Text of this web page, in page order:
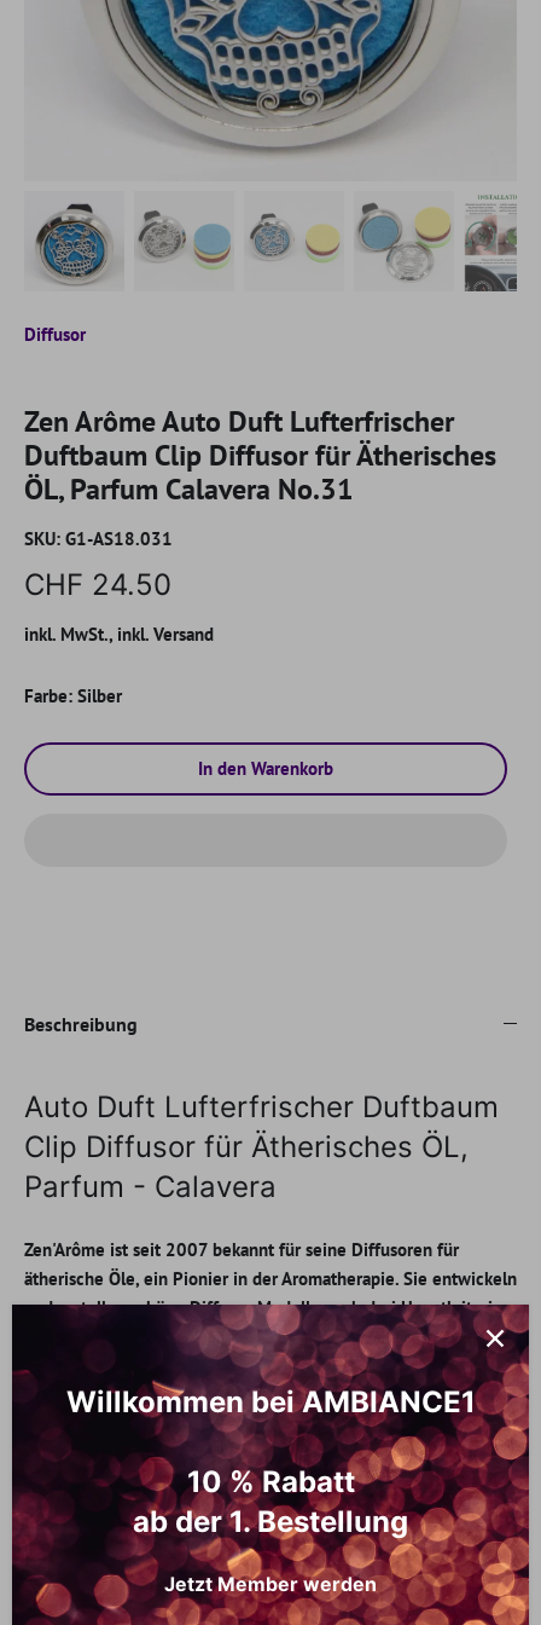
Diffusor
Zen Arôme Auto Duft Lufterfrischer
Duftbaum Clip Diffusor für Ätherisches
ÖL, Parfum Calavera No.31
SKU: G1-AS18.031
CHF 24.50
inkl. MwSt., inkl. Versand
Farbe: Silber
In den Warenkorb
Beschreibung
Auto Duft Lufterfrischer Duftbaum
Clip Diffusor für Ätherisches ÖL,
Parfum - Calavera
Zen'Arôme ist seit 2007 bekannt für seine Diffusoren für
ätherische Öle, ein Pionier in der Aromatherapie. Sie entwickeln
und erstellen schöne Diffusor-Modelle nach drei Hauptkriterien:
Effizienz, Zuverlässigkeit und Ästhetik.
Geniessen Sie die Aromatherapie in Ihrem Fahrzeug mit dem
Clip'Arôme Car Diffuser.
Dieser Autodiffusor aus Edelstahl wird auf das Lüftungsgitter
gesteckt und schafft eine gesunde und angenehme Atmosphäre
in Ihrem Fahrzeug. Das Edelstahlmaterial und sein Muster
verleihen Ihrem Interieur einen edlen Designer-Touch.
Handhabung:
Willkommen bei AMBIANCE1
10 % Rabatt
ab der 1. Bestellung
Jetzt Member werden